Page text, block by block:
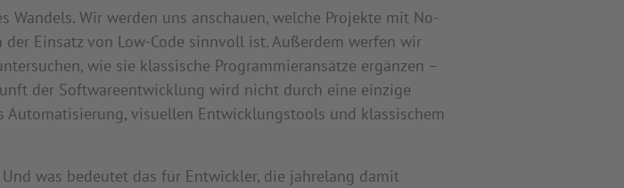
Wir werden uns anschauen, welche Projekte mit No-
Einsatz von Low-Code sinnvoll ist. Außerdem werfen wir
wie sie klassische Programmieransätze ergänzen –
der Softwareentwicklung wird nicht durch eine einzige
visuellen Entwicklungstools und klassischem
was bedeutet das für Entwickler, die jahrelang damit